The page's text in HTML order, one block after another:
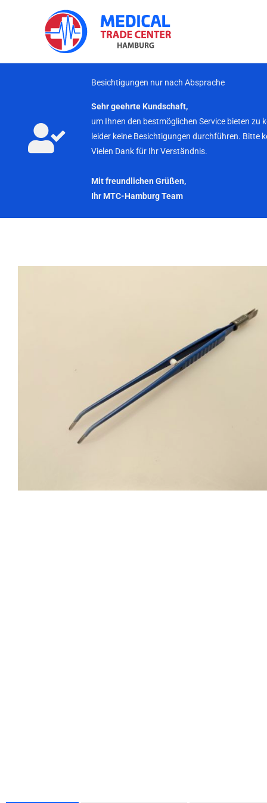
Besichtigungen nur nach Absprache
Sehr geehrte Kundschaft,
um Ihnen den bestmöglichen Service bieten
leider keine Besichtigungen durchführen. Bitte
Vielen Dank für Ihr Verständnis.
Mit freundlichen Grüßen,
Ihr MTC-Hamburg Team